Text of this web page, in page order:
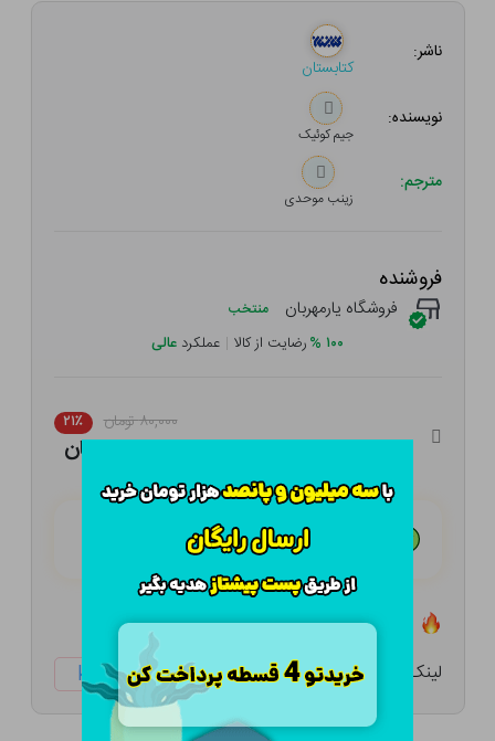
ناشر:
کتابستان
نویسنده:
جیم کوئیک
مترجم:
زینب موحدی
فروشنده
فروشگاه یارمهربان منتخب
۱۰۰ %رضایت از کالا | عملکرد عالی
۸۰,۰۰۰ تومان ۲۱٪
۶۳,۲۰۰ تومان
هـر قسط با تــرب‌پــی:
تعداد ۰ عدد در انبار موجود است
لینک کوتاه: ketabtala.com/sbp-26362